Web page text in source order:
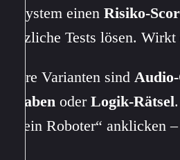
das System einen Risiko-
zusätzliche Tests lösen.
Andere Varianten sind
Aufgaben oder Logik-Rätsel
bin kein Roboter“ anklicken